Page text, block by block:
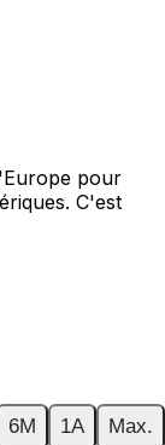
pour
C'est
6M 1A
Max.